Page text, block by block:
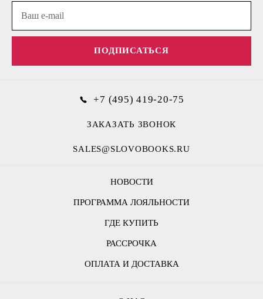
НОВОСТИ
ПРОГРАММА ЛОЯЛЬНОСТИ
ГДЕ КУПИТЬ
РАССРОЧКА
ОПЛАТА И ДОСТАВКА
ПОДПИСАТЬСЯ
+7 (495) 419-20-75
ЗАКАЗАТЬ ЗВОНОК
SALES@SLOVOBOOKS.RU